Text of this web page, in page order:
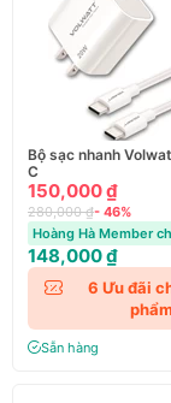
Bộ sạc nhanh
C
150,000 ₫
280,000 ₫- 46%
Hoàng Hà Member
148,000 ₫
6 Ưu đãi
phẩm
Sẵn hàng